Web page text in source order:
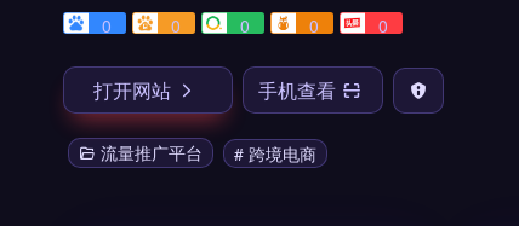
0
0 0 0 0
打开网站 手机查看
流量推广平台 # 跨境电商